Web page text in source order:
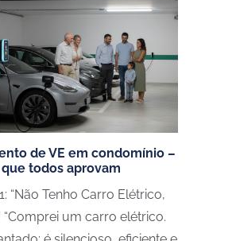
de VE em condomínio –
todos aprovam
“Não Tenho Carro Elétrico,
“Comprei um carro elétrico.